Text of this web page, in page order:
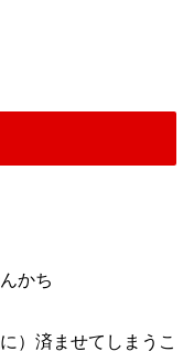
かち
）済ませてしまうこ